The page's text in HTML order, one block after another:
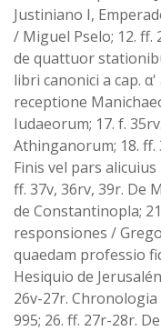
Justiniano I,
/ Miguel Pselo; 12. ff.
de quattuor
libri canonici a cap. α'
receptione
Iudaeorum; 17. f.
Athinganorum; 18. ff.
Finis vel pars
ff. 37v, 36rv, 39r. De
de Constantinopla;
responsiones /
quaedam professio
Hesiquio de
26v-27r.
995; 26. ff. 27r-28r.